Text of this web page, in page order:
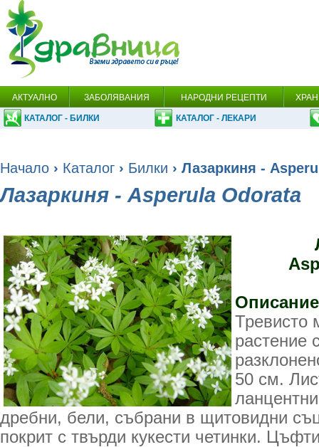
АКТУАЛНО ЗАБОЛЯВАНИЯ НАРОДНИ РЕЦЕПТИ
КАТАЛОГ - БИЛКИ КАТАЛОГ - ЛЕКАРИ
Начало › Каталог › Билки › Лазаркиня -
Лазаркиня - Asperula Odorata
Тревисто
растение
50 см.
дребни, бели, събрани в щитовидни
покрит с твърди кукести четинки.